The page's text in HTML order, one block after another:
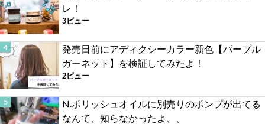
レ！
3ビュー
発売日前にアディクシーカラー新色【パープル
ガーネット】を検証してみたよ！
2ビュー
N.ポリッシュオイルに別売りのポンプが出てる
なんて、知らなかったよ、、